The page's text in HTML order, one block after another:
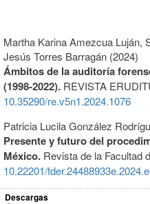
Martha Karina Amezcua Luján,
Jesús Torres Barragán (2024)
Ámbitos de la auditoría
(1998-2022). REVISTA
10.35290/re.v5n1.2024.1076
Patricia Lucila González
Presente y futuro del
México. Revista de la Facultad
10.22201/
Descargas